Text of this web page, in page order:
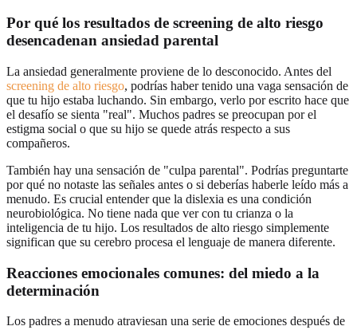
Por qué los resultados de screening de alto riesgo
desencadenan ansiedad parental
La ansiedad generalmente proviene de lo desconocido. Antes del
screening de alto riesgo, podrías haber tenido una vaga sensación de
que tu hijo estaba luchando. Sin embargo, verlo por escrito hace que
el desafío se sienta "real". Muchos padres se preocupan por el
estigma social o que su hijo se quede atrás respecto a sus
compañeros.
También hay una sensación de "culpa parental". Podrías preguntarte
por qué no notaste las señales antes o si deberías haberle leído más a
menudo. Es crucial entender que la dislexia es una condición
neurobiológica. No tiene nada que ver con tu crianza o la
inteligencia de tu hijo. Los resultados de alto riesgo simplemente
significan que su cerebro procesa el lenguaje de manera diferente.
Reacciones emocionales comunes: del miedo a la
determinación
Los padres a menudo atraviesan una serie de emociones después de